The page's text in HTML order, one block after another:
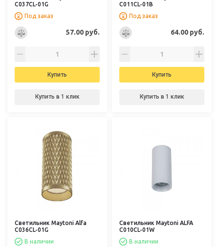
C037CL-01G
Под заказ
57.00 руб.
Купить
Купить в 1 клик
C011CL-01B
Под заказ
64.00 руб.
Купить
Купить в 1 клик
Светильник Maytoni Alfa
C036CL-01G
В наличии
Светильник Maytoni ALFA
C010CL-01W
В наличии